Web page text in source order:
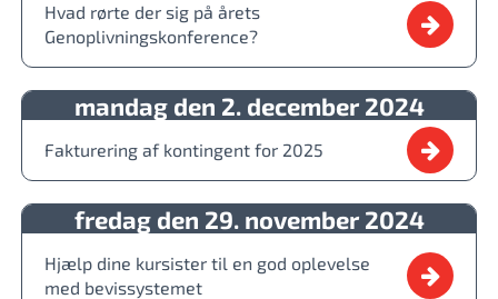
Hvad rørte der sig på årets
Genoplivningskonference?
mandag den 2. december 2024
Fakturering af kontingent for 2025
fredag den 29. november 2024
Hjælp dine kursister til en god oplevelse
med bevissystemet